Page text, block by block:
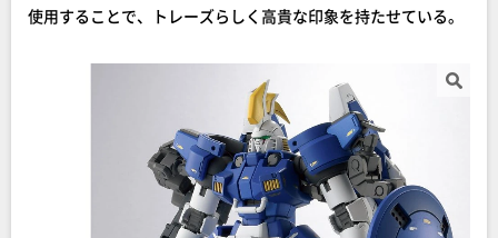
使用することで、トレーズらしく高貴な印象を持たせている。